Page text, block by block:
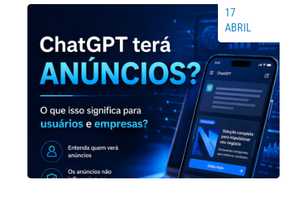
17
ABRIL